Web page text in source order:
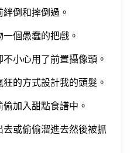
倒和摔倒過。
個愚蠢的把戲。
小心用了前置攝像頭。
的方式設計我的頭髮。
加入甜點食譜中。
或偷偷溜進去然後被抓